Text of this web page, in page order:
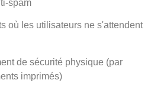
spam
où les utilisateurs ne s'attendent
de sécurité physique (par
imprimés)